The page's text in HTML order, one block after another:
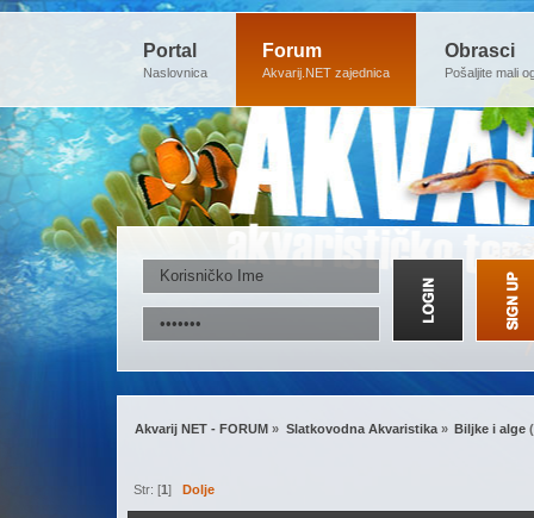
Portal
Naslovnica
Forum
Akvarij.NET zajednica
Obrasci
Pošaljite mali
Akvarij NET - FORUM » Slatkovodna Akvaristika» Biljke i alge
Str: [1] Dolje